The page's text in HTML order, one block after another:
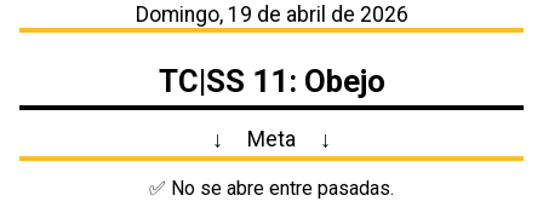
Domingo, 19 de abril de 2026
TC|SS 11: Obejo
↓ Meta ↓
✅ No se abre entre pasadas.